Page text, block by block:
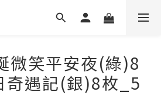
微笑平安夜(綠)8
奇遇記(銀)8枚_5